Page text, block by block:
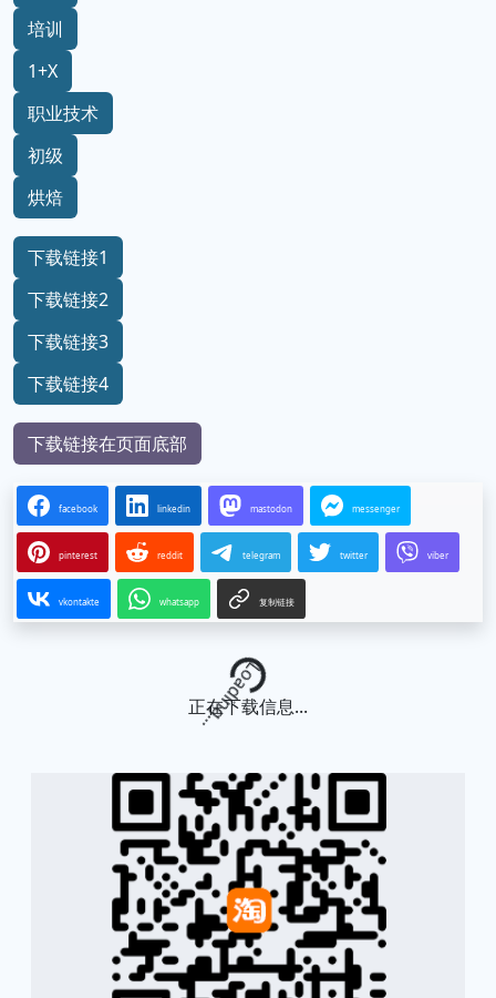
培训
1+X
职业技术
初级
烘焙
下载链接1
下载链接2
下载链接3
下载链接4
下载链接在页面底部
facebook linkedin mastodon messenger
pinterest reddit telegram twitter viber
vkontakte whatsapp 复制链接
Loading...
正在下载信息...